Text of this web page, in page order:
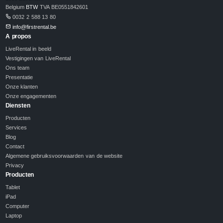
Belgium BTWTVA BE0551842601
0032 2 588 13 80
info@firstrental.be
A propos
LiveRental in beeld
Vestigingen van LiveRental
Ons team
Presentatie
Onze klanten
Onze engagementen
Diensten
Producten
Services
Blog
Contact
Algemene gebruiksvoorwaarden van de website
Privacy
Producten
Tablet
iPad
Computer
Laptop